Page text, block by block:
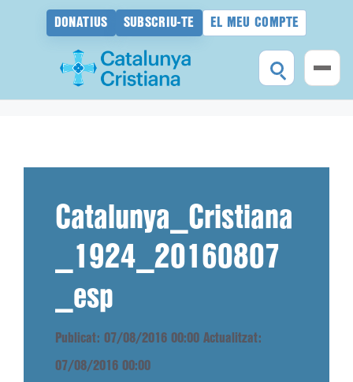
DONATIUS SUBSCRIU-TE EL MEU COMPTE
Catalunya_Cristiana
_1924_20160807
_esp
Publicat: 07/08/2016 00:00 Actualitzat:
07/08/2016 00:00